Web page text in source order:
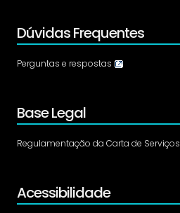
Dúvidas Frequentes
Perguntas e respostas
Base Legal
Regulamentação da Carta de Serviços
Acessibilidade